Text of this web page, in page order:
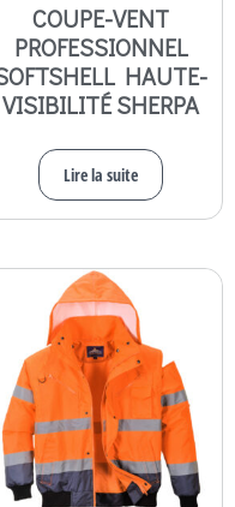
COUPE-VENT
PROFESSIONNEL
HAUTE-
VISIBILITÉ SHERPA
Lire la suite